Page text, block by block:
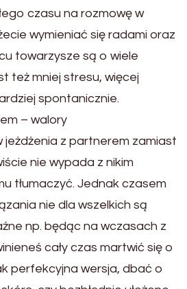
czasu na rozmowę w
wymieniać się radami oraz
towarzysze są o wiele
też mniej stresu, więcej
spontanicznie.
– walory
jeżdżenia z partnerem zamiast
nie wypada z nikim
tłumaczyć. Jednak czasem
nie dla wszelkich są
np. będąc na wczasach z
cały czas martwić się o
perfekcyjna wersja, dbać o